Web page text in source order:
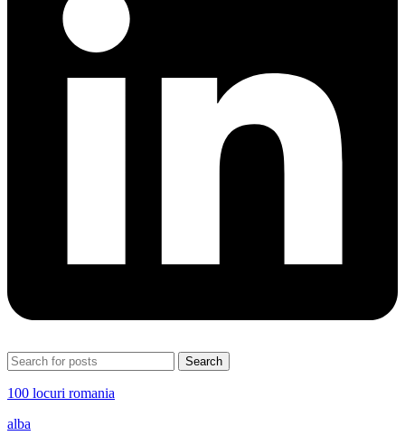
Search
100 locuri romania
alba